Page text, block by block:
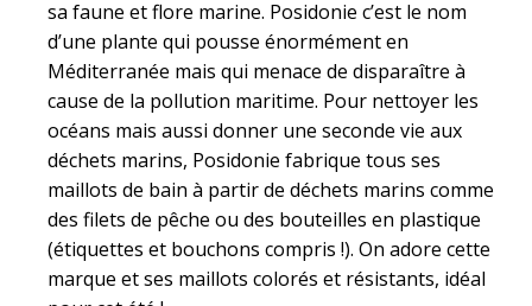
sa faune et flore marine. Posidonie c’est le nom
d’une plante qui pousse énormément en
Méditerranée mais qui menace de disparaître à
cause de la pollution maritime. Pour nettoyer les
océans mais aussi donner une seconde vie aux
déchets marins, Posidonie fabrique tous ses
maillots de bain à partir de déchets marins comme
des filets de pêche ou des bouteilles en plastique
(étiquettes et bouchons compris !). On adore cette
marque et ses maillots colorés et résistants, idéal